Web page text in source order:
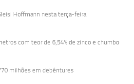
Hoffmann nesta terça-feira
com teor de 6,54% de zinco e chumbo
milhões em debêntures